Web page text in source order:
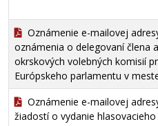
Oznámenie e-mailovej
oznámenia o delegovaní člena
okrskových volebných komisií
Európskeho parlamentu v
Oznámenie e-mailovej
žiadostí o vydanie hlasovacieho